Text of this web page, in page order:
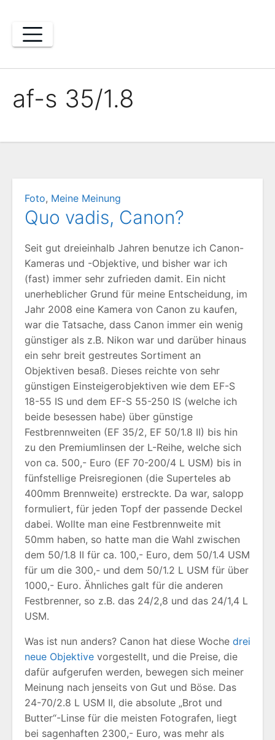
springen
af-s 35/1.8
Foto, Meine Meinung
Quo vadis, Canon?
Seit gut dreieinhalb Jahren benutze ich Canon-
Kameras und -Objektive, und bisher war ich
(fast) immer sehr zufrieden damit. Ein nicht
unerheblicher Grund für meine Entscheidung, im
Jahr 2008 eine Kamera von Canon zu kaufen,
war die Tatsache, dass Canon immer ein wenig
günstiger als z.B. Nikon war und darüber hinaus
ein sehr breit gestreutes Sortiment an
Objektiven besaß. Dieses reichte von sehr
günstigen Einsteigerobjektiven wie dem EF-S
18-55 IS und dem EF-S 55-250 IS (welche ich
beide besessen habe) über günstige
Festbrennweiten (EF 35/2, EF 50/1.8 II) bis hin
zu den Premiumlinsen der L-Reihe, welche sich
von ca. 500,- Euro (EF 70-200/4 L USM) bis in
fünfstellige Preisregionen (die Superteles ab
400mm Brennweite) erstreckte. Da war, salopp
formuliert, für jeden Topf der passende Deckel
dabei. Wollte man eine Festbrennweite mit
50mm haben, so hatte man die Wahl zwischen
dem 50/1.8 II für ca. 100,- Euro, dem 50/1.4 USM
für um die 300,- und dem 50/1.2 L USM für über
1000,- Euro. Ähnliches galt für die anderen
Festbrenner, so z.B. das 24/2,8 und das 24/1,4 L
USM.
Was ist nun anders? Canon hat diese Woche drei
neue Objektive vorgestellt, und die Preise, die
dafür aufgerufen werden, bewegen sich meiner
Meinung nach jenseits von Gut und Böse. Das
24-70/2.8 L USM II, die absolute „Brot und
Butter“-Linse für die meisten Fotografen, liegt
bei sagenhaften 2300,- Euro, was mehr als